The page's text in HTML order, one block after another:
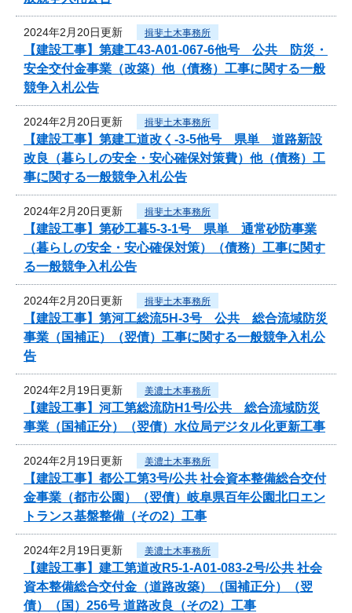
2024年2月20日更新 揖斐土木事務所
【建設工事】第建工43-A01-067-6他号 公共 防災・
安全交付金事業（改築）他（債務）工事に関する一般
競争入札公告
2024年2月20日更新 揖斐土木事務所
【建設工事】第建工道改く-3-5他号 県単 道路新設
改良（暮らしの安全・安心確保対策費）他（債務）工
事に関する一般競争入札公告
2024年2月20日更新 揖斐土木事務所
【建設工事】第砂工暮5-3-1号 県単 通常砂防事業
（暮らしの安全・安心確保対策）（債務）工事に関す
る一般競争入札公告
2024年2月20日更新 揖斐土木事務所
【建設工事】第河工総流5H-3号 公共 総合流域防災
事業（国補正）（翌債）工事に関する一般競争入札公
告
2024年2月19日更新 美濃土木事務所
【建設工事】河工第総流防H1号/公共 総合流域防災
事業（国補正分）（翌債）水位局デジタル化更新工事
2024年2月19日更新 美濃土木事務所
【建設工事】都公工第3号/公共 社会資本整備総合交付
金事業（都市公園）（翌債）岐阜県百年公園北口エン
トランス基盤整備（その2）工事
2024年2月19日更新 美濃土木事務所
【建設工事】建工第道改R5-1-A01-083-2号/公共 社会
資本整備総合交付金（道路改築）（国補正分）（翌
債）（国）256号 道路改良（その2）工事